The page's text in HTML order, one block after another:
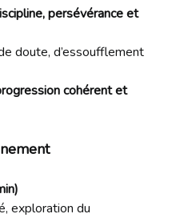
persévérance et
doute, d’essoufflement
cohérent et
exploration du